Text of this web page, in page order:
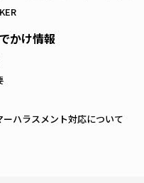
かけ情報
ーハラスメント対応について